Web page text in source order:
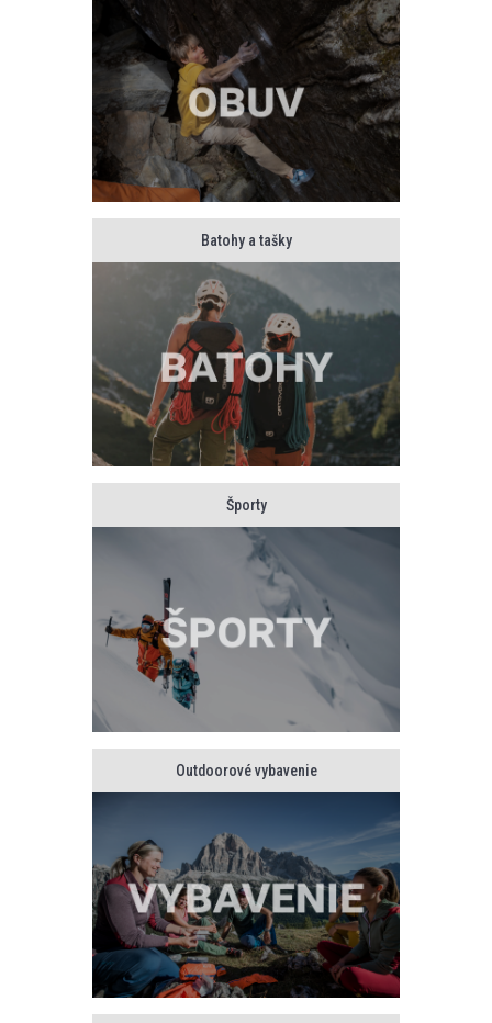
Batohy a tašky
Športy
Outdoorové vybavenie